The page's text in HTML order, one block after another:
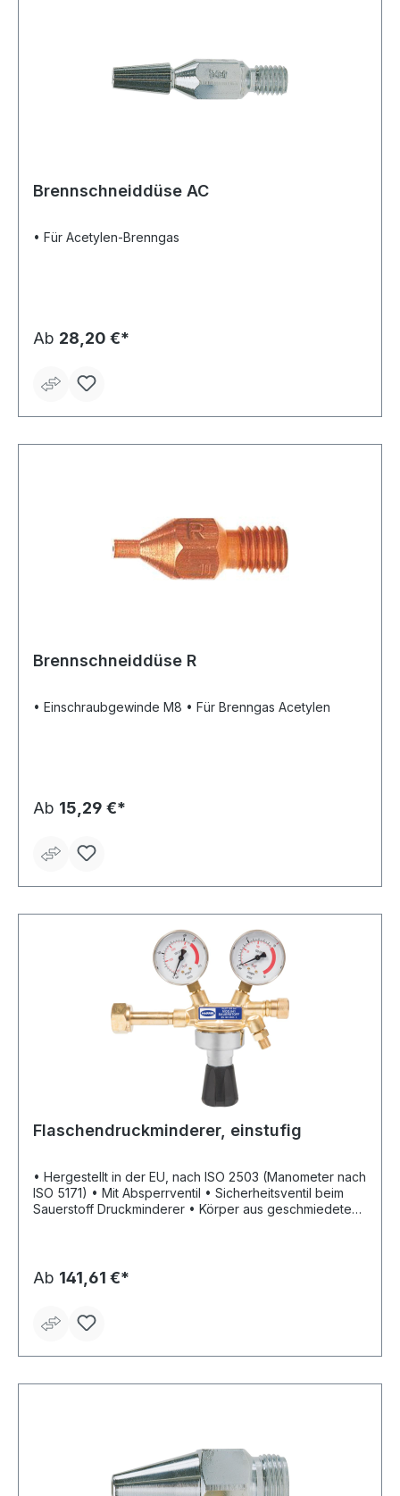
Brennschneiddüse AC
• Für Acetylen-Brenngas
Ab 28,20 €*
Brennschneiddüse R
• Einschraubgewinde M8 • Für Brenngas Acetylen
Ab 15,29 €*
Flaschendruckminderer, einstufig
• Hergestellt in der EU, nach ISO 2503 (Manometer nach
ISO 5171) • Mit Absperrventil • Sicherheitsventil beim
Sauerstoff Druckminderer • Körper aus geschmiedetem
Ab 141,61 €*